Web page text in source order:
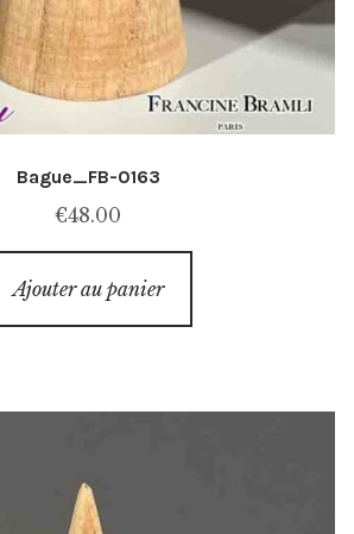
Bague_FB-0163
€48.00
Ajouter au panier